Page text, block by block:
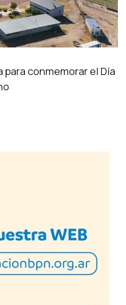
conmemorar el Día